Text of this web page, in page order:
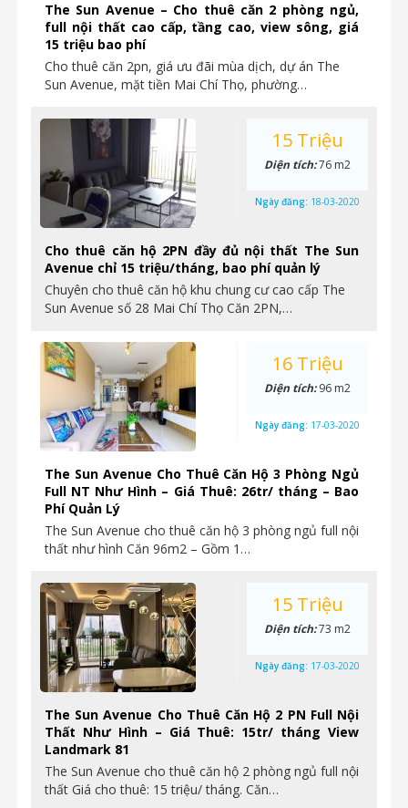
The Sun Avenue – Cho thuê căn 2 phòng ngủ,
full nội thất cao cấp, tầng cao, view sông, giá
15 triệu bao phí
Cho thuê căn 2pn, giá ưu đãi mùa dịch, dự án The
Sun Avenue, mặt tiền Mai Chí Thọ, phường…
Cho thuê căn hộ 2PN đầy đủ nội thất The Sun
Avenue chỉ 15 triệu/tháng, bao phí quản lý
Chuyên cho thuê căn hộ khu chung cư cao cấp The
Sun Avenue số 28 Mai Chí Thọ Căn 2PN,…
15 Triệu
Diện tích:76 m2
Ngày đăng: 18-03-2020
The Sun Avenue Cho Thuê Căn Hộ 3 Phòng Ngủ
Full NT Như Hình – Giá Thuê: 26tr/ tháng – Bao
Phí Quản Lý
The Sun Avenue cho thuê căn hộ 3 phòng ngủ full nội
thất như hình Căn 96m2 – Gồm 1…
16 Triệu
Diện tích:96 m2
Ngày đăng: 17-03-2020
The Sun Avenue Cho Thuê Căn Hộ 2 PN Full Nội
Thất Như Hình – Giá Thuê: 15tr/ tháng View
Landmark 81
The Sun Avenue cho thuê căn hộ 2 phòng ngủ full nội
thất Giá cho thuê: 15 triệu/ tháng. Căn…
15 Triệu
Diện tích:73 m2
Ngày đăng: 17-03-2020